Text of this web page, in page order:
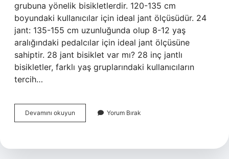
grubuna yönelik bisikletlerdir. 120-135 cm
boyundaki kullanıcılar için ideal jant ölçüsüdür. 24
jant: 135-155 cm uzunluğunda olup 8-12 yaş
aralığındaki pedalcılar için ideal jant ölçüsüne
sahiptir. 28 jant bisiklet var mı? 28 inç jantlı
bisikletler, farklı yaş gruplarındaki kullanıcıların
tercih…
Devamını okuyun
Jant
Mı
Yorum Bırak